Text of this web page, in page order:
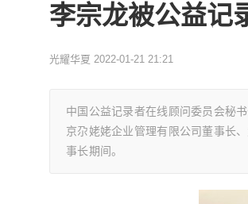
李宗龙被公益记
光耀华夏 2022-01-21 21:21
中国公益记录者在线顾问委员会秘
京尕姥姥企业管理有限公司董事长
事长期间。